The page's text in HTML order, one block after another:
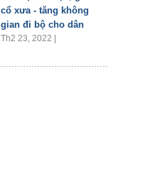
cổ xưa - tăng không
gian đi bộ cho dân
Th2 23, 2022 |